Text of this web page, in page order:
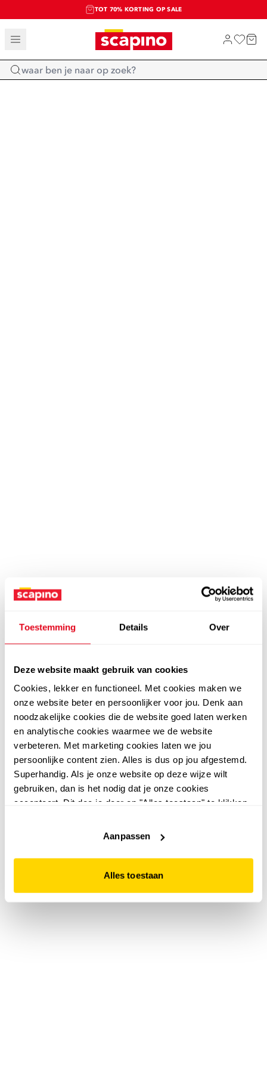
Toestemming Details Over
Deze website maakt gebruik van cookies
Cookies, lekker en functioneel. Met cookies maken we
onze website beter en persoonlijker voor jou. Denk aan
noodzakelijke cookies die de website goed laten werken
en analytische cookies waarmee we de website
verbeteren. Met marketing cookies laten we jou
persoonlijke content zien. Alles is dus op jou afgestemd.
Superhandig. Als je onze website op deze wijze wilt
gebruiken, dan is het nodig dat je onze cookies
accepteert. Dit doe je door op "Alles toestaan" te klikken.
website niet optimaal functioneert.
Aanpassen
Alles toestaan
TOT 70% KORTING OP SALE
SALE: LAATSTE KANS!
SHOP NIEUW
Home